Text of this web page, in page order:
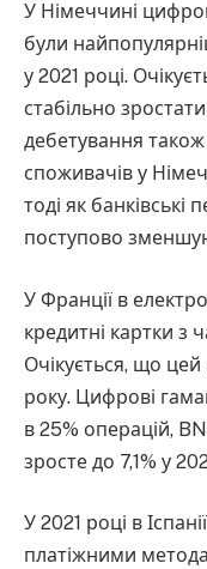
У Німеччині
були
у 2021 році.
стабільно
дебетування
споживачів у
тоді як банківські
поступово
У Франції в
кредитні картки з
Очікується, що
року. Цифрові
в 25% операцій,
зросте до 7,1% у
У 2021 році в
платіжними